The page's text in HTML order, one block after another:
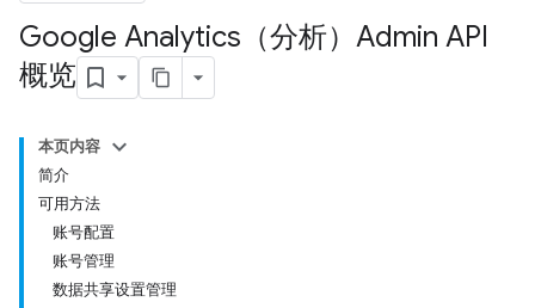
Google Analytics（分析）Admin API
概览
本页内容
简介
可用方法
账号配置
账号管理
数据共享设置管理